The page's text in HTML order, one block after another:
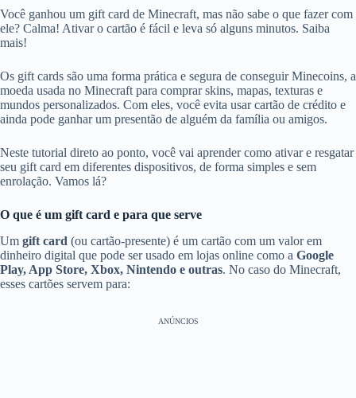
Você ganhou um gift card de Minecraft, mas não sabe o que fazer com
ele? Calma! Ativar o cartão é fácil e leva só alguns minutos. Saiba
mais!
Os gift cards são uma forma prática e segura de conseguir Minecoins, a
moeda usada no Minecraft para comprar skins, mapas, texturas e
mundos personalizados. Com eles, você evita usar cartão de crédito e
ainda pode ganhar um presentão de alguém da família ou amigos.
Neste tutorial direto ao ponto, você vai aprender como ativar e resgatar
seu gift card em diferentes dispositivos, de forma simples e sem
enrolação. Vamos lá?
O que é um gift card e para que serve
Um gift card (ou cartão-presente) é um cartão com um valor em
dinheiro digital que pode ser usado em lojas online como a Google
Play, App Store, Xbox, Nintendo e outras. No caso do Minecraft,
esses cartões servem para:
ANÚNCIOS